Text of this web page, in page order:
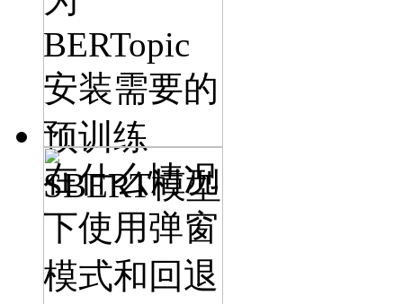
BERTopic
安装需要的
预训练
SBERT模型
在什么情况
下使用弹窗
模式和回退